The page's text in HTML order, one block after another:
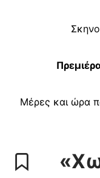
Μέρες και ώρα